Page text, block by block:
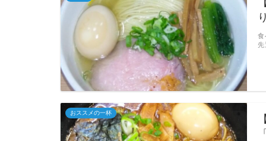
食
おススメの一杯